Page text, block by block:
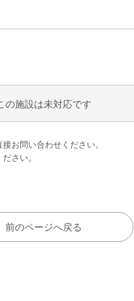
の施設は未対応です
お問い合わせください。
さい。
前のページへ戻る